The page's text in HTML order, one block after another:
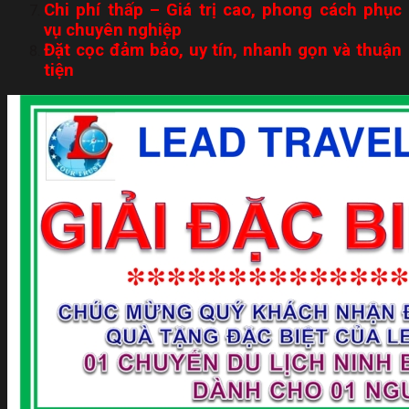
Chi phí thấp – Giá trị cao, phong cách phục
vụ chuyên nghiệp
Đặt cọc đảm bảo, uy tín, nhanh gọn và thuận
tiện